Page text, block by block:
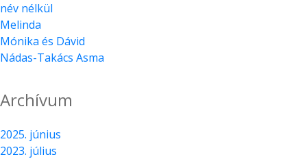
név nélkül
Melinda
Mónika és Dávid
Nádas-Takács Asma
Archívum
2025. június
2023. július